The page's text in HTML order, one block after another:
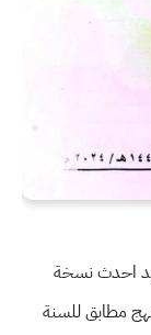
السادس العلمي 2025 الجديد احدث نسخة
مطابق للسنة